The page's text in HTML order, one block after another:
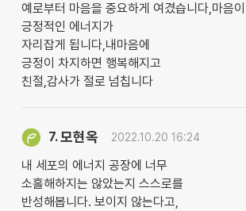
예로부터 마음을 중요하게 여겼습니다,마음
긍정적인 에너지가
자리잡게 됩니다,내마음에
긍정이 차지하면 행복해지고
친절,감사가 절로 넘칩니다
7.모현옥 2022.10.20 16:24
내 세포의 에너지 공장에 너무
소홀해하지는 않았는지 스스로를
반성해봅니다. 보이지 않는다고,